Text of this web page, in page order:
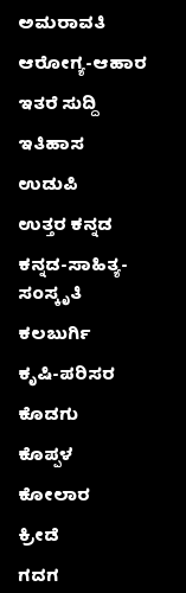
ಅಮರಾವತಿ
ಆರೋಗ್ಯ-ಆಹಾರ
ಇತರೆ ಸುದ್ದಿ
ಇತಿಹಾಸ
ಉಡುಪಿ
ಉತ್ತರ ಕನ್ನಡ
ಕನ್ನಡ-ಸಾಹಿತ್ಯ-
ಸಂಸ್ಕೃತಿ
ಕಲಬುರ್ಗಿ
ಕೃಷಿ-ಪರಿಸರ
ಕೊಡಗು
ಕೊಪ್ಪಳ
ಕೋಲಾರ
ಕ್ರೀಡೆ
ಗದಗ